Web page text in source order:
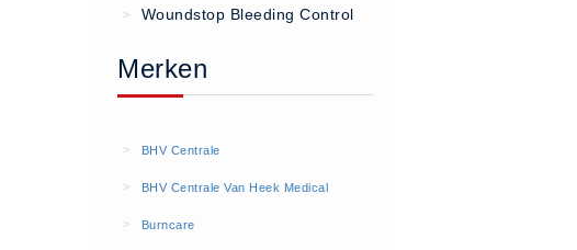
BHV kasten (5)
BHV kasten (0)
> Woundstop Bleeding Control
Merken
> BHV Centrale
> BHV Centrale Van Heek Medical
> Burncare